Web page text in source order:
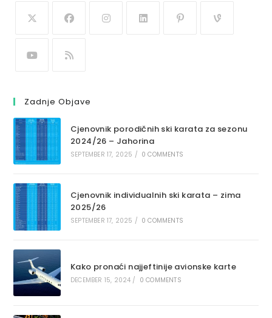
Zadnje Objave
Cjenovnik porodičnih ski karata za sezonu
2024/26 – Jahorina
SEPTEMBER 17, 2025 / 0 COMMENTS
Cjenovnik individualnih ski karata – zima
2025/26
SEPTEMBER 17, 2025 / 0 COMMENTS
Kako pronaći najjeftinije avionske karte
DECEMBER 15, 2024 / 0 COMMENTS